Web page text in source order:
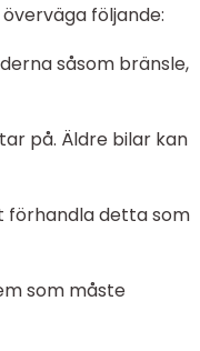
följande:
såsom bränsle,
på. Äldre bilar kan
förhandla detta som
som måste